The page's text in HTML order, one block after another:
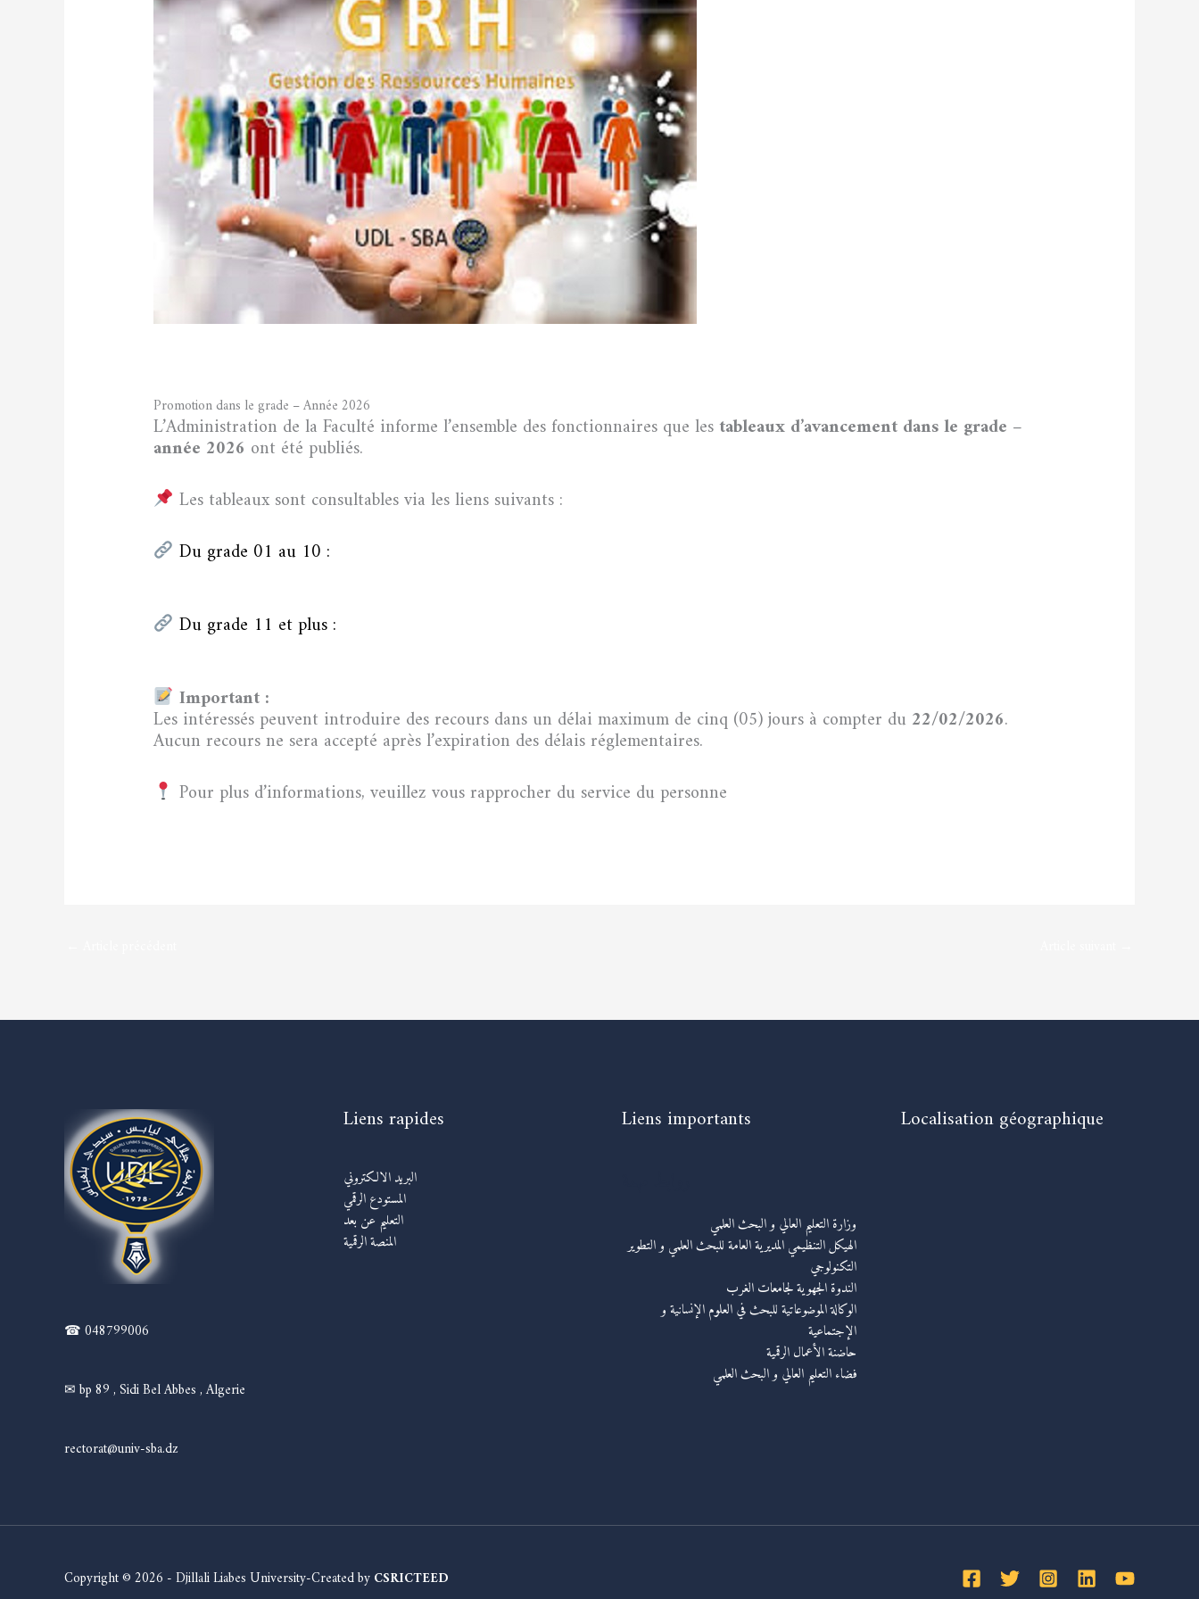
Promotion dans le grade – Année 2026
L’Administration de la Faculté informe l’ensemble des fonctionnaires que lestableaux d’avancement dans le grade –
année 2026 ont été publiés.
Les tableaux sont consultables via les liens suivants :
Du grade 01 au 10 :
Du grade 11 et plus :
Important :
Les intéressés peuvent introduire des recours dans un délai maximum de cinq (05) jours à compter du 22/02/2026.
Aucun recours ne sera accepté après l’expiration des délais réglementaires.
Pour plus d’informations, veuillez vous rapprocher du service du personne
☎ 048799006
✉ bp 89 , Sidi Bel Abbes , Algerie
rectorat@univ-sba.dz
Liens rapides
البريد الالكتروني
المستودع الرقمي
التعليم عن بعد
المنصة الرقمية
Liens importants
وزارة التعليم العالي و البحث العلمي
الهيكل التنظيمي المديرية العامة للبحث العلمي و التطوير
التكنولوجي
الندوة الجهوية لجامعات الغرب
الوكالة الموضوعاتية للبحث في العلوم الإنسانية و
الإجتماعية
حاضنة الأعمال الرقمية
فضاء التعليم العالي و البحث العلمي
Localisation géographique
Copyright © 2026 - Djillali Liabes University-Created byCSRICTEED